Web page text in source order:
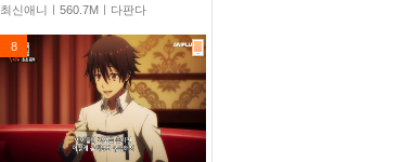
최신애니ㅣ560.7Mㅣ다판다
8